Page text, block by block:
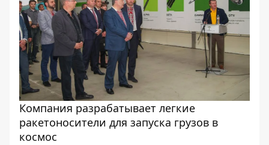
Компания разрабатывает легкие
ракетоносители для запуска грузов в
космос